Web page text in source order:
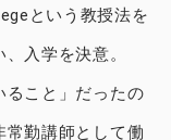
という教授法を
入学を決意。
ること」だったの
常勤講師として働